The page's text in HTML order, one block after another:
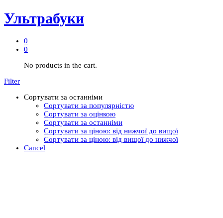
Ультрабуки
0
0
No products in the cart.
Filter
Сортувати за останніми
Сортувати за популярністю
Сортувати за оцінкою
Сортувати за останніми
Сортувати за ціною: від нижчої до вищої
Сортувати за ціною: від вищої до нижчої
Cancel